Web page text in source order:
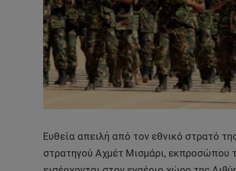
Ευθεία απειλή από τον εθνικό στρατό
στρατηγού Αχμέτ Μισμάρι,